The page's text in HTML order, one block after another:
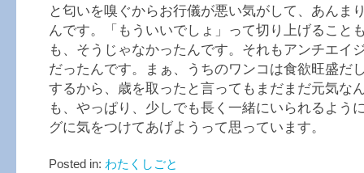
と匂いを嗅ぐからお行儀が悪い気がして、あんま
んです。「もういいでしょ」って切り上げること
も、そうじゃなかったんです。それもアンチエイ
だったんです。まぁ、うちのワンコは食欲旺盛だ
するから、歳を取ったと言ってもまだまだ元気な
も、やっぱり、少しでも長く一緒にいられるよう
グに気をつけてあげようって思っています。
Posted in: わたくしごと